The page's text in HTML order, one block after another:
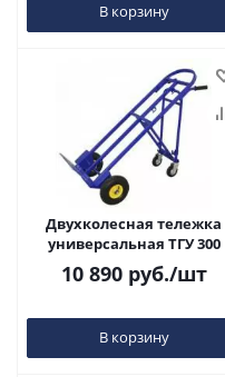
В корзину
Двухколесная тележка
универсальная ТГУ 300
10 890руб./шт
В корзину